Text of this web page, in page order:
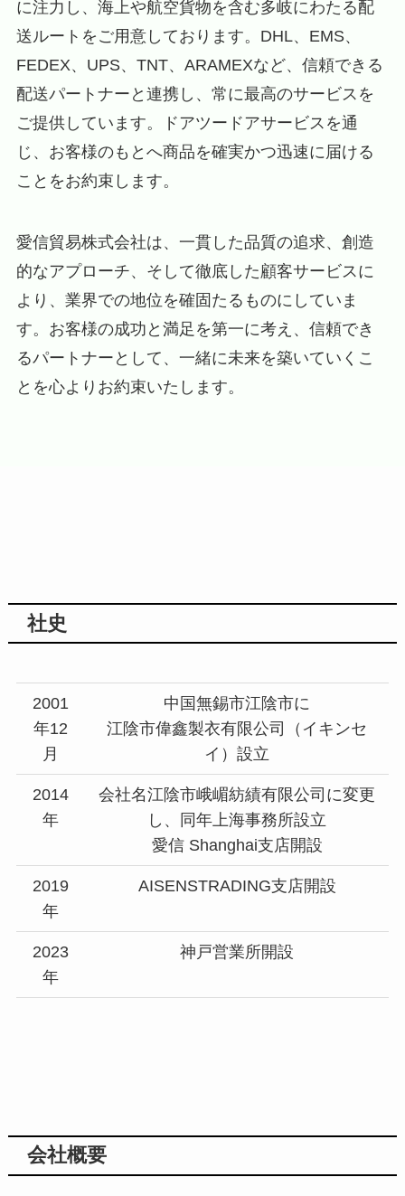
に注力し、海上や航空貨物を含む多岐にわたる配
送ルートをご用意しております。DHL、EMS、
FEDEX、UPS、TNT、ARAMEXなど、信頼できる
配送パートナーと連携し、常に最高のサービスを
ご提供しています。ドアツードアサービスを通
じ、お客様のもとへ商品を確実かつ迅速に届ける
ことをお約束します。
愛信貿易株式会社は、一貫した品質の追求、創造
的なアプローチ、そして徹底した顧客サービスに
より、業界での地位を確固たるものにしていま
す。お客様の成功と満足を第一に考え、信頼でき
るパートナーとして、一緒に未来を築いていくこ
とを心よりお約束いたします。
社史
2001
年12
月
中国無錫市江陰市に
江陰市偉鑫製衣有限公司（イキンセ
イ）設立
2014
年
会社名江陰市峨嵋紡績有限公司に変更
し、同年上海事務所設立
愛信 Shanghai支店開設
2019
年
AISENSTRADING支店開設
2023
年
神戸営業所開設
会社概要